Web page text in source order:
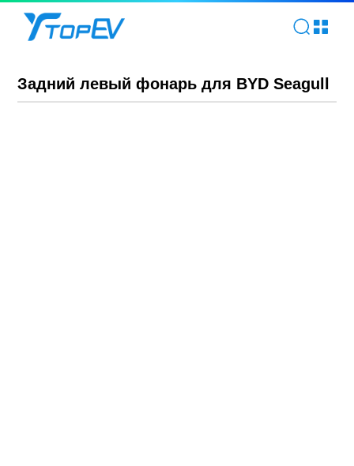
Задний левый фонарь для BYD Seagull